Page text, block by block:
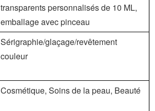
transparents personnalisés de 10 ML,
emballage avec pinceau
Sérigraphie/glaçage/revêtement
couleur
Cosmétique, Soins de la peau, Beauté